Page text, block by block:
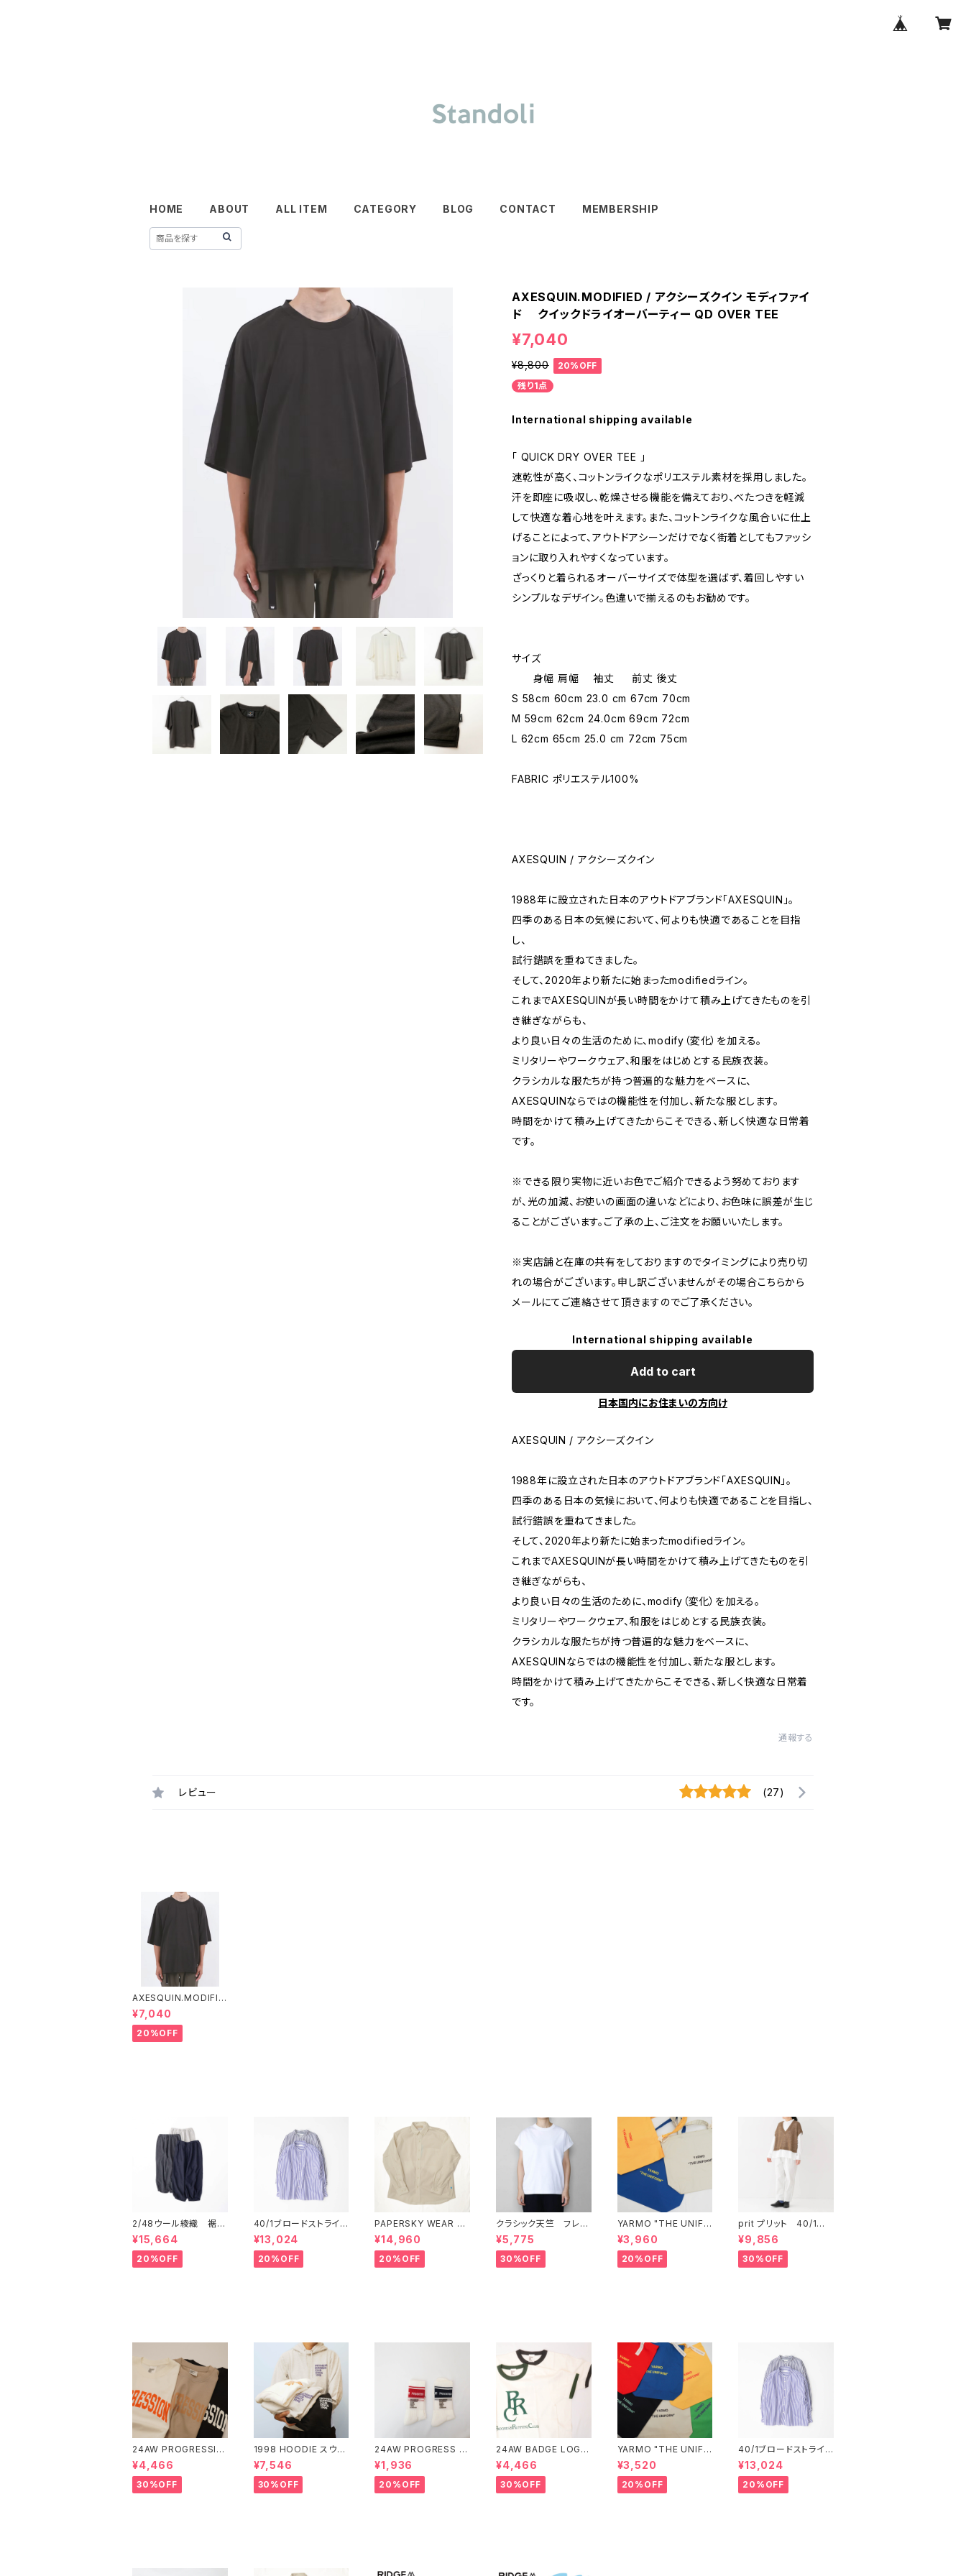
HOME ABOUT ALL ITEM CATEGORY BLOG CONTACT MEMBERSHIP
AXESQUIN.MODIFIED / アクシーズクイン モディファイ
ド クイックドライオーバーティー QD OVER TEE
¥7,040
¥8,800
20%OFF
残り1点
International shipping available
「 QUICK DRY OVER TEE 」
速乾性が高く、コットンライクなポリエステル素材を採用しました。
汗を即座に吸収し、乾燥させる機能を備えており、べたつきを軽減
して快適な着心地を叶えます。また、コットンライクな風合いに仕上
げることによって、アウトドアシーンだけでなく街着としてもファッシ
ョンに取り入れやすくなっています。
ざっくりと着られるオーバーサイズで体型を選ばず、着回しやすい
シンプルなデザイン。色違いで揃えるのもお勧めです。
サイズ
身幅 肩幅 袖丈 前丈 後丈
S 58cm 60cm 23.0 cm 67cm 70cm
M 59cm 62cm 24.0cm 69cm 72cm
L 62cm 65cm 25.0 cm 72cm 75cm
FABRIC ポリエステル100%
AXESQUIN / アクシーズクイン
1988年に設立された日本のアウトドアブランド「AXESQUIN」。
四季のある日本の気候において、何よりも快適であることを目指
し、
試行錯誤を重ねてきました。
そして、2020年より新たに始まったmodifiedライン。
これまでAXESQUINが長い時間をかけて積み上げてきたものを引
き継ぎながらも、
より良い日々の生活のために、modify（変化）を加える。
ミリタリーやワークウェア、和服をはじめとする民族衣装。
クラシカルな服たちが持つ普遍的な魅力をベースに、
AXESQUINならではの機能性を付加し、新たな服とします。
時間をかけて積み上げてきたからこそできる、新しく快適な日常着
です。
※できる限り実物に近いお色でご紹介できるよう努めております
が、光の加減、お使いの画面の違いなどにより、お色味に誤差が生じ
ることがございます。ご了承の上、ご注文をお願いいたします。
※実店舗と在庫の共有をしておりますのでタイミングにより売り切
れの場合がございます。申し訳ございませんがその場合こちらから
メールにてご連絡させて頂きますのでご了承ください。
International shipping available
Add to cart
日本国内にお住まいの方向け
AXESQUIN / アクシーズクイン
1988年に設立された日本のアウトドアブランド「AXESQUIN」。
四季のある日本の気候において、何よりも快適であることを目指し、
試行錯誤を重ねてきました。
そして、2020年より新たに始まったmodifiedライン。
これまでAXESQUINが長い時間をかけて積み上げてきたものを引
き継ぎながらも、
より良い日々の生活のために、modify（変化）を加える。
ミリタリーやワークウェア、和服をはじめとする民族衣装。
クラシカルな服たちが持つ普遍的な魅力をベースに、
AXESQUINならではの機能性を付加し、新たな服とします。
時間をかけて積み上げてきたからこそできる、新しく快適な日常着
です。
通報する
レビュー (27)
AXESQUIN.MODIFIE
D / アクシーズクイン
モディファイド クイッ
クドライオーバーティー
QD OVER TEE
¥7,040
20%OFF
2/48ウール綾織 裾タ
ックバギーパンツ P706
08 prit
¥15,664
20%OFF
40/1ブロードストライ
プ スタンドカラービッ
グシャツ P80650 prit
¥13,024
20%OFF
PAPERSKY WEAR M
AGAZINE CHECK BI
G SHIRT ペーパースカ
イウェア
¥14,960
20%OFF
クラシック天竺 フレン
チT TRAVAIL MAN
UEL（トラバイユマニュ
アル）
¥5,775
30%OFF
YARMO "THE UNIFO
RM" CANVAS "Larg
e" TOTE ヤーモ
ザ ユニフォーム トー
トバッグ ラージ L YM
¥3,960
20%OFF
prit プリット 40/1綾
ダンプ ワンタックテーパ
ードパンツ P71528 PR
IT(プリット)
¥9,856
30%OFF
24AW PROGRESSIO
N S/SLV Tシャツ PR
OGRESS RUNNING
CLUB(プログレスラン
ニングクラブ)
¥4,466
30%OFF
1998 HOODIE スウェ
ット/パーカー PROG
RESS RUNNING CLU
B(プログレスランニング
クラブ) PRC-24AW
¥7,546
30%OFF
24AW PROGRESS R
UNNING CLUB - WI
DE LINE SOCKS プロ
グレスランニングクラブ
ワイドラインソックス
¥1,936
20%OFF
24AW BADGE LOGO
RINGER Tシャツ PR
OGRESS RUNNING
CLUB(プログレスラン
ニングクラブ)
¥4,466
30%OFF
YARMO "THE UNIFO
RM" CANVAS "Medi
um" TOTE ヤー
モ ザ ユニフォー
ム トートバッグ M
¥3,520
20%OFF
40/1ブロードストライ
プ スタンドカラービッ
グシャツ P80650 prit
¥13,024
20%OFF